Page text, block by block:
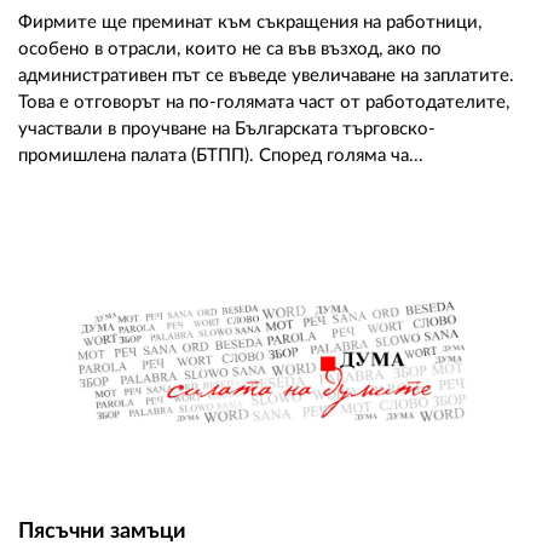
Фирмите ще преминат към съкращения на работници,
особено в отрасли, които не са във възход, ако по
административен път се въведе увеличаване на заплатите.
Това е отговорът на по-голямата част от работодателите,
участвали в проучване на Българската търговско-
промишлена палата (БТПП). Според голяма ча...
Пясъчни замъци